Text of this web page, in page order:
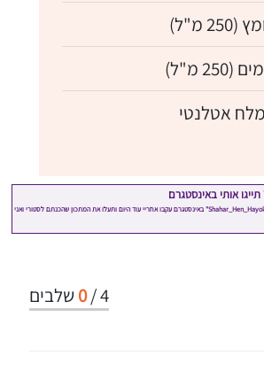
מ"ל)
מ"ל)
אטלנטי
4
/
0 שלבים